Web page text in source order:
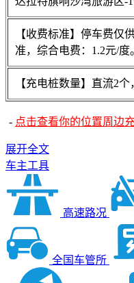
【收费标准】停车费仅
准，综合电费：1.2元/度
【充电桩数量】直流2
- 点击查看你的位置周边
展开全文
车主工具
高速路况
全国车管所